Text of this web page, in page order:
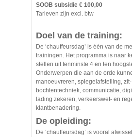
SOOB subsidie € 100,00
Tarieven zijn excl. btw
Doel van de training:
De ‘chauffeursdag’ is één van de
trainingen. Het programma is naar
stellen uit tenminste 4 en ten
Onderwerpen die aan de orde
manoeuvreren, spiegelafstelling,
bochtentechniek, communicatie,
lading zekeren, verkeerswet- en
klantbenadering.
De opleiding:
De ‘chauffeursdag’ is vooral